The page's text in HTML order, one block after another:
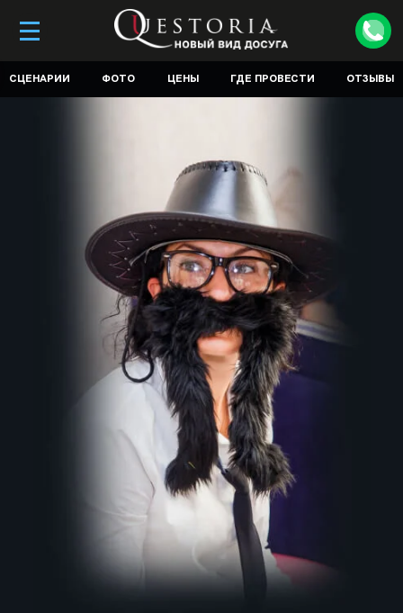
СЦЕНАРИИ ФОТО ЦЕНЫ ГДЕ ПРОВЕСТИ ОТЗЫВЫ